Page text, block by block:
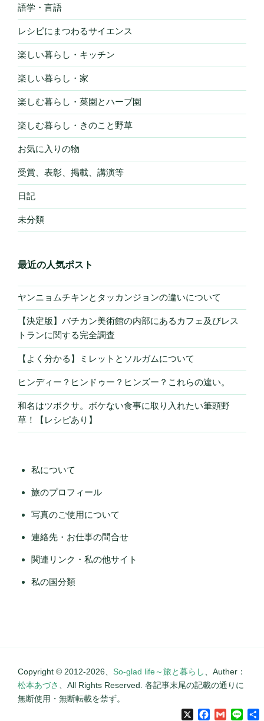
語学・言語
レシピにまつわるサイエンス
楽しい暮らし・キッチン
楽しい暮らし・家
楽しむ暮らし・菜園とハーブ園
楽しむ暮らし・きのこと野草
お気に入りの物
受賞、表彰、掲載、講演等
日記
未分類
最近の人気ポスト
ヤンニョムチキンとタッカンジョンの違いについて
【決定版】バチカン美術館の内部にあるカフェ及びレス
トランに関する完全調査
【よく分かる】ミレットとソルガムについて
ヒンディー？ヒンドゥー？ヒンズー？これらの違い。
和名はツボクサ。ボケない食事に取り入れたい筆頭野
草！【レシピあり】
私について
旅のプロフィール
写真のご使用について
連絡先・お仕事の問合せ
関連リンク・私の他サイト
私の国分類
Copyright © 2012-2026、 So-glad life～旅と暮らし
、Auther：
松本あづさ
、All Rights Reserved. 各記事末尾の記載の通りに
無断使用・無断転載を禁ず。
X Facebook
GmailLine